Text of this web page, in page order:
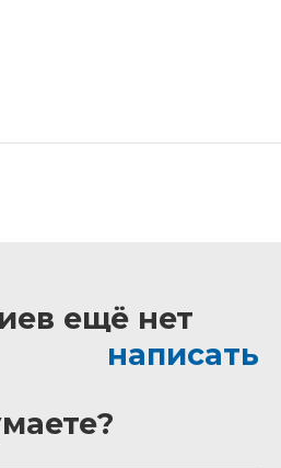
ещё нет
написать